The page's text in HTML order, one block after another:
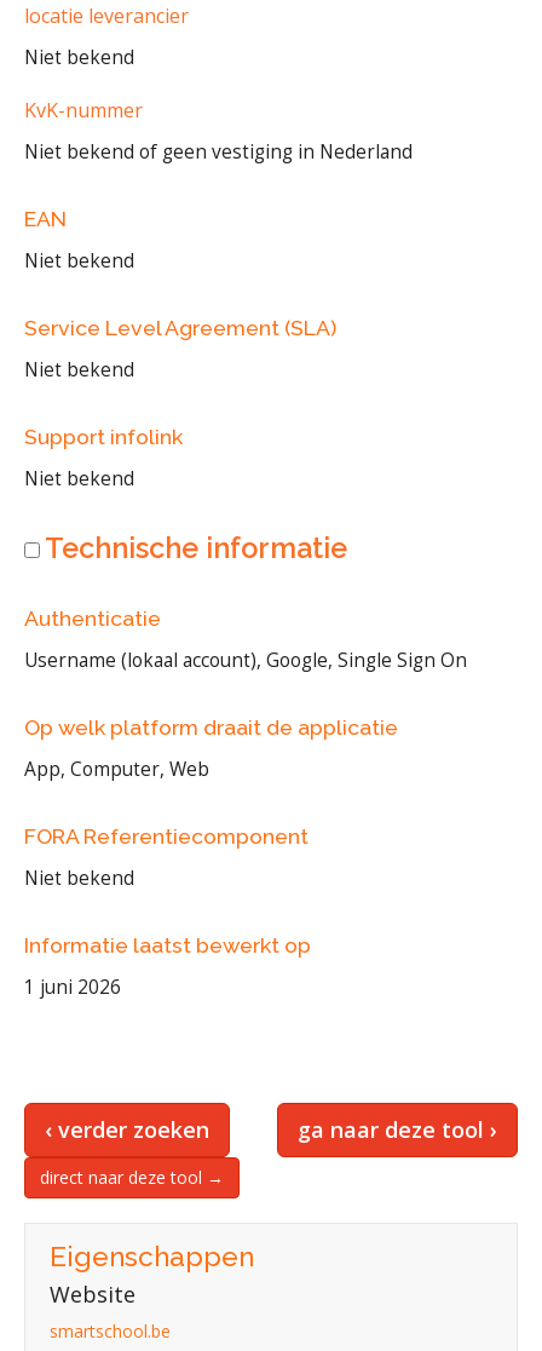
locatie leverancier
Niet bekend
KvK-nummer
Niet bekend of geen vestiging in Nederland
EAN
Niet bekend
Service Level Agreement (SLA)
Niet bekend
Support infolink
Niet bekend
Technische informatie
Authenticatie
Username (lokaal account), Google, Single Sign On
Op welk platform draait de applicatie
App, Computer, Web
FORA Referentiecomponent
Niet bekend
Informatie laatst bewerkt op
1 juni 2026
‹ verder zoeken ga naar deze tool ›
direct naar deze tool →
Eigenschappen
Website
smartschool.be